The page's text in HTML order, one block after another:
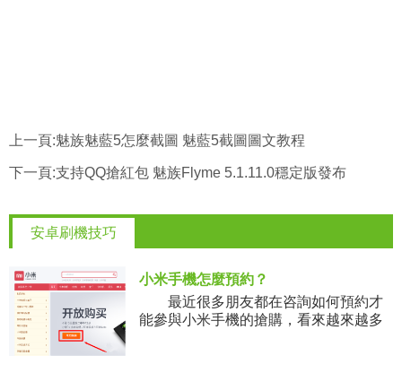
上一頁:魅族魅藍5怎麼截圖 魅藍5截圖圖文教程
下一頁:支持QQ搶紅包 魅族Flyme 5.1.11.0穩定版發布
安卓刷機技巧
小米手機怎麼預約？
最近很多朋友都在咨詢如何預約才
能參與小米手機的搶購，看來越來越多